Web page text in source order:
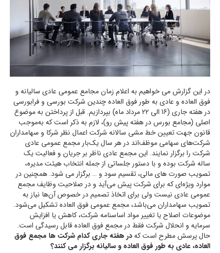
در این گزارش می خواهیم به اعلام زمان مجامع عمومی عادی سالیانه و
فوق العاده و عادی به طور فوق العاده چندین شرکت بورسی و فرابورسی
در هفته جاری (16 الی 22 مرداد ماه) بپردازیم. قبل از پرداختن به موضوع
اصلی (مجامع بورس در هفته پیش رو)، لازم به ذکر است که به‌موجب
قانون جهت تعیین خط مشی سالانه شرکت اعمال نظر شرکا و سهامداران
شرکت‌های سهامی موظف‌اند در هر سال یک‌بار مجمع عمومی عادی
شرکت را برگزار نمایند. این مجمع عادی ناظر بر جریان و فعالیت یک
ساله شرکت بوده و با دستور جلساتی از جمله انتخاب هیئت مدیره،
تصویب صورت های مالی، تقسیم سود و … برگزار می شود. همچنین در
موارد ویژه‌ای که برای شرکت پیش می‌آید و در صلاحیت وظایف مجمع
عمومی عادی نیست ولی برای اتخاذ تصمیم در خصوص آن‌ها نیاز به
تصویب سهامداران می‌باشد، مجمع عمومی فوق العاده تشکیل می‌شود.
موضوعات اصلاح یا تغییر مواد اساسنامه شرکت، کاهش یا افزایش
سرمایه و انحلال شرکت فقط در مجمع فوق العاده قابل رسیدگی است.
حال پرسش مطرح است کهدر هفته جاری کدام شرکت ها مجمع فوق
العاده، عادی به طور فوق العاده و سالیانه برگزار می کنند؟